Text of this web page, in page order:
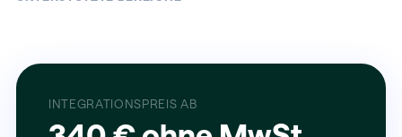
INTEGRATIONSPREIS AB